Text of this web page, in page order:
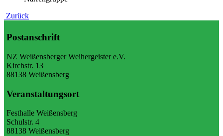
Zurück
Postanschrift
NZ Weißensberger Weihergeister e.V.
Kirchstr. 13
88138 Weißensberg
Veranstaltungsort
Festhalle Weißensberg
Schulstr. 4
88138 Weißensberg